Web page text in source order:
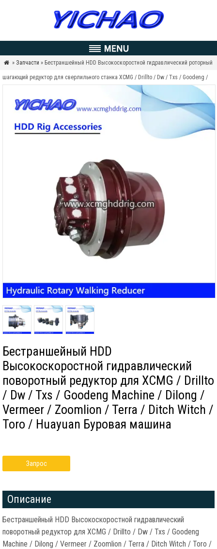
 » Запчасти » Бестраншейный HDD Высокоскоростной гидравлический роторный
шагающий редуктор для сверлильного станка XCMG / Drillto / Dw / Txs / Goodeng /
Dilong / Vermeer / Zoomlion / Terra / Ditch Witch / Toro / Huayuan
Бестраншейный HDD
Высокоскоростной гидравлический
поворотный редуктор для XCMG / Drillto
/ Dw / Txs / Goodeng Machine / Dilong /
Vermeer / Zoomlion / Terra / Ditch Witch /
Toro / Huayuan Буровая машина
Запрос
Описание
Бестраншейный HDD Высокоскоростной гидравлический
поворотный редуктор для XCMG / Drillto / Dw / Txs / Goodeng
Machine / Dilong / Vermeer / Zoomlion / Terra / Ditch Witch / Toro /